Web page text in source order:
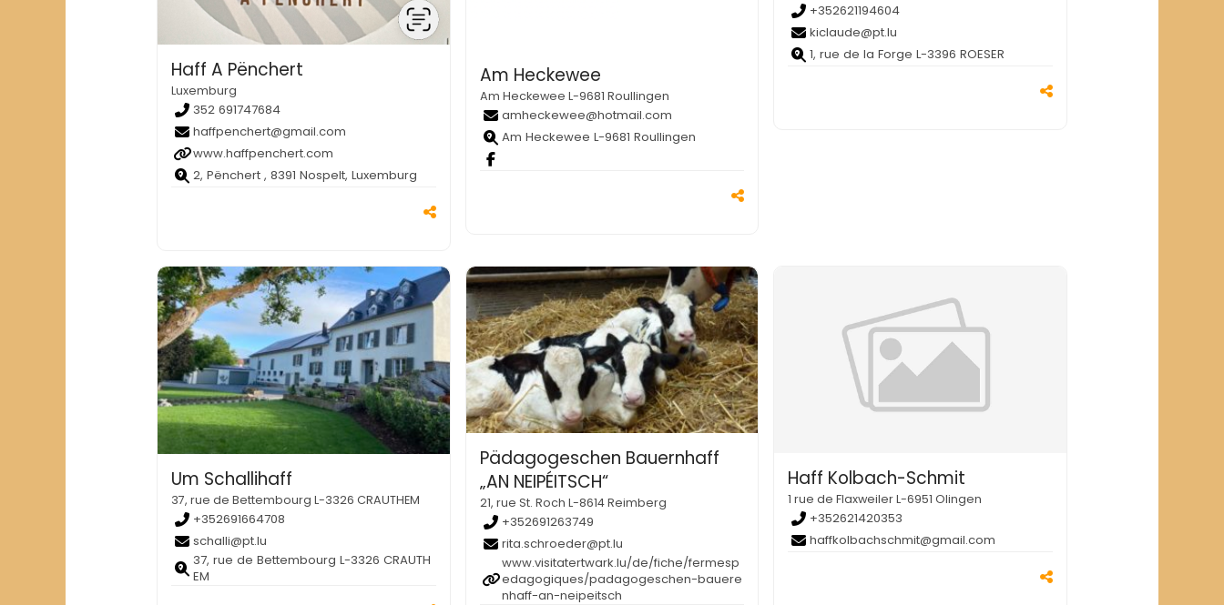
Haff A Pënchert
Luxemburg
352 691747684
haffpenchert@gmail.com
www.haffpenchert.com
2, Pënchert , 8391 Nospelt, Luxemburg
Am Heckewee
Am Heckewee L-9681 Roullingen
amheckewee@hotmail.com
Am Heckewee L-9681 Roullingen
+352621194604
kiclaude@pt.lu
1, rue de la Forge L-3396 ROESER
Um Schallihaff
37, rue de Bettembourg L-3326 CRAUTHEM
+352691664708
schalli@pt.lu
37, rue de Bettembourg L-3326 CRAUTH
EM
Pädagogeschen Bauernhaff
„AN NEIPÉITSCH“
21, rue St. Roch L-8614 Reimberg
+352691263749
rita.schroeder@pt.lu
www.visitatertwark.lu/de/fiche/fermesp
edagogiques/padagogeschen-bauere
nhaff-an-neipeitsch
Haff Kolbach-Schmit
1 rue de Flaxweiler L-6951 Olingen
+352621420353
haffkolbachschmit@gmail.com